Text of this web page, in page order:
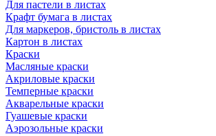
Для пастели в листах
Крафт бумага в листах
Для маркеров, бристоль в листах
Картон в листах
Краски
Масляные краски
Акриловые краски
Темперные краски
Акварельные краски
Гуашевые краски
Аэрозольные краски